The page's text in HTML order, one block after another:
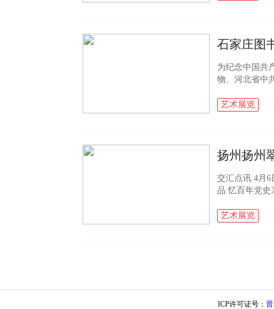
石家庄图
为纪念中国共
物、河北省中
的红色主题珍
艺术展览
交汇点讯 4月6
品 忆百年党史
的百年奋进...
艺术展览
ICP许可证号：